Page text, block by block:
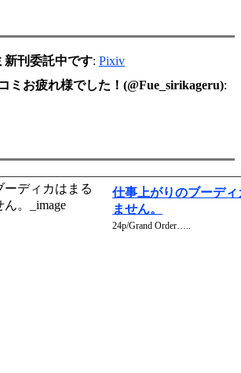
新刊委託中です: Pixiv
ミお疲れ様でした！(@Fue_sirikageru):
仕事上がりのブーデ
ません。
24p/Grand Order…..